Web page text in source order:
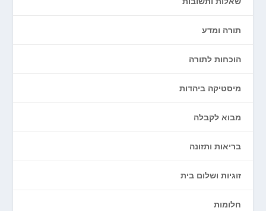
תורה ומדע
הוכחות לתורה
מיסטיקה ביהדות
מבוא לקבלה
בריאות ותזונה
זוגיות ושלום בית
חלומות